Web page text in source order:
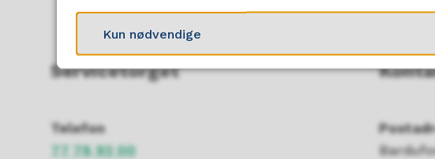
Servicetorget
Telefon
77 78 93 00
Kun nødvendige